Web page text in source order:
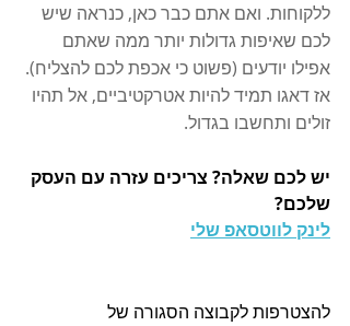
ללקוחות. ואם אתם כבר כאן, כנראה שיש
לכם שאיפות גדולות יותר ממה שאתם
אפילו יודעים (פשוט כי אכפת לכם להצליח).
אז דאגו תמיד להיות אטרקטיביים, אל תהיו
זולים ותחשבו בגדול.
יש לכם שאלה? צריכים עזרה עם העסק
שלכם?
לינק לווטסאפ שלי
להצטרפות לקבוצה הסגורה של